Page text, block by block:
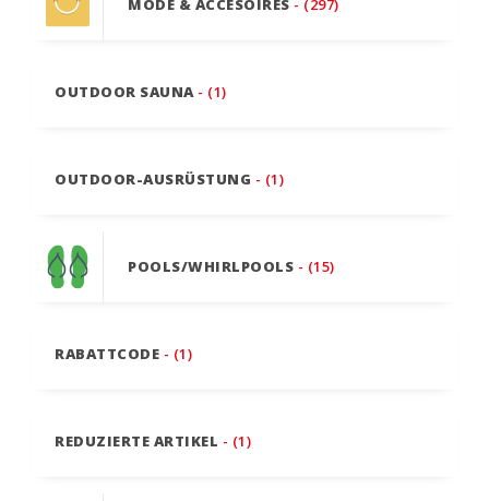
MODE & ACCESOIRES - (297)
OUTDOOR SAUNA - (1)
OUTDOOR-AUSRÜSTUNG - (1)
POOLS/WHIRLPOOLS - (15)
RABATTCODE - (1)
REDUZIERTE ARTIKEL - (1)